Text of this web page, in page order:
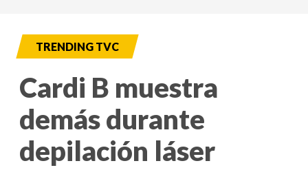
TRENDING TVC
Cardi B muestra
demás durante
depilación láser